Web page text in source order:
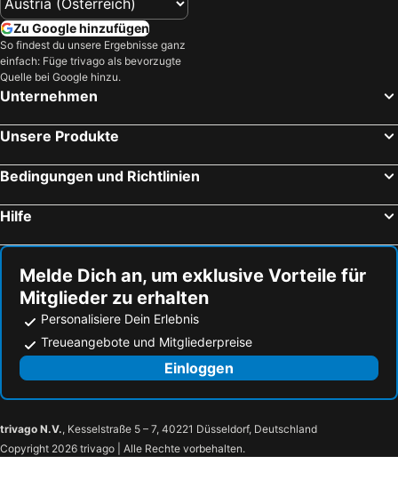
Zu Google hinzufügen
So findest du unsere Ergebnisse ganz
einfach: Füge trivago als bevorzugte
Quelle bei Google hinzu.
Unternehmen
Unsere Produkte
Bedingungen und Richtlinien
Hilfe
Melde Dich an, um exklusive Vorteile für
Mitglieder zu erhalten
Personalisiere Dein Erlebnis
Treueangebote und Mitgliederpreise
Einloggen
trivago N.V., Kesselstraße 5 – 7, 40221 Düsseldorf, Deutschland
Copyright 2026 trivago | Alle Rechte vorbehalten.